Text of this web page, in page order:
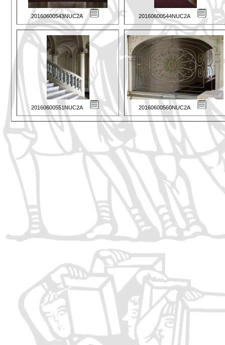
20160600543NUC2A 20160600544NUC2A
20160600551NUC2A 20160600560NUC2A